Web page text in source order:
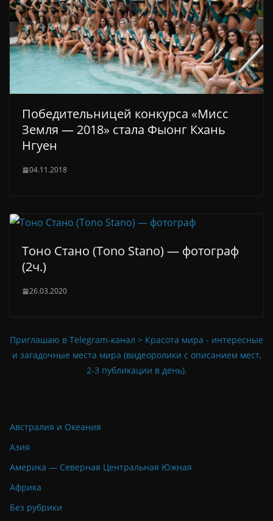
Победительницей конкурса «Мисс
Земля — 2018» стала Фыонг Кхань
Нгуен
04.11.2018
Тоно Стано (Tono Stano) — фотограф
(2ч.)
26.03.2020
Приглашаю в Telegram-канал > Красота мира - интересные
и загадочные места мира (видеоролики с описанием мест,
2-3 публикации в день).
Австралия и Океания
Азия
Америка — Северная Центральная Южная
Африка
Без рубрики